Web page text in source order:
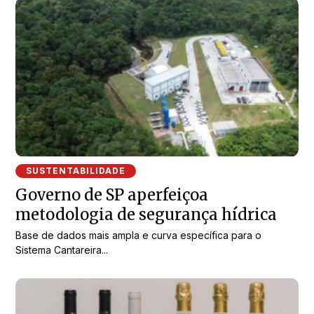
SUSTENTABILIDADE
Governo de SP aperfeiçoa
metodologia de segurança hídrica
Base de dados mais ampla e curva específica para o
Sistema Cantareira...